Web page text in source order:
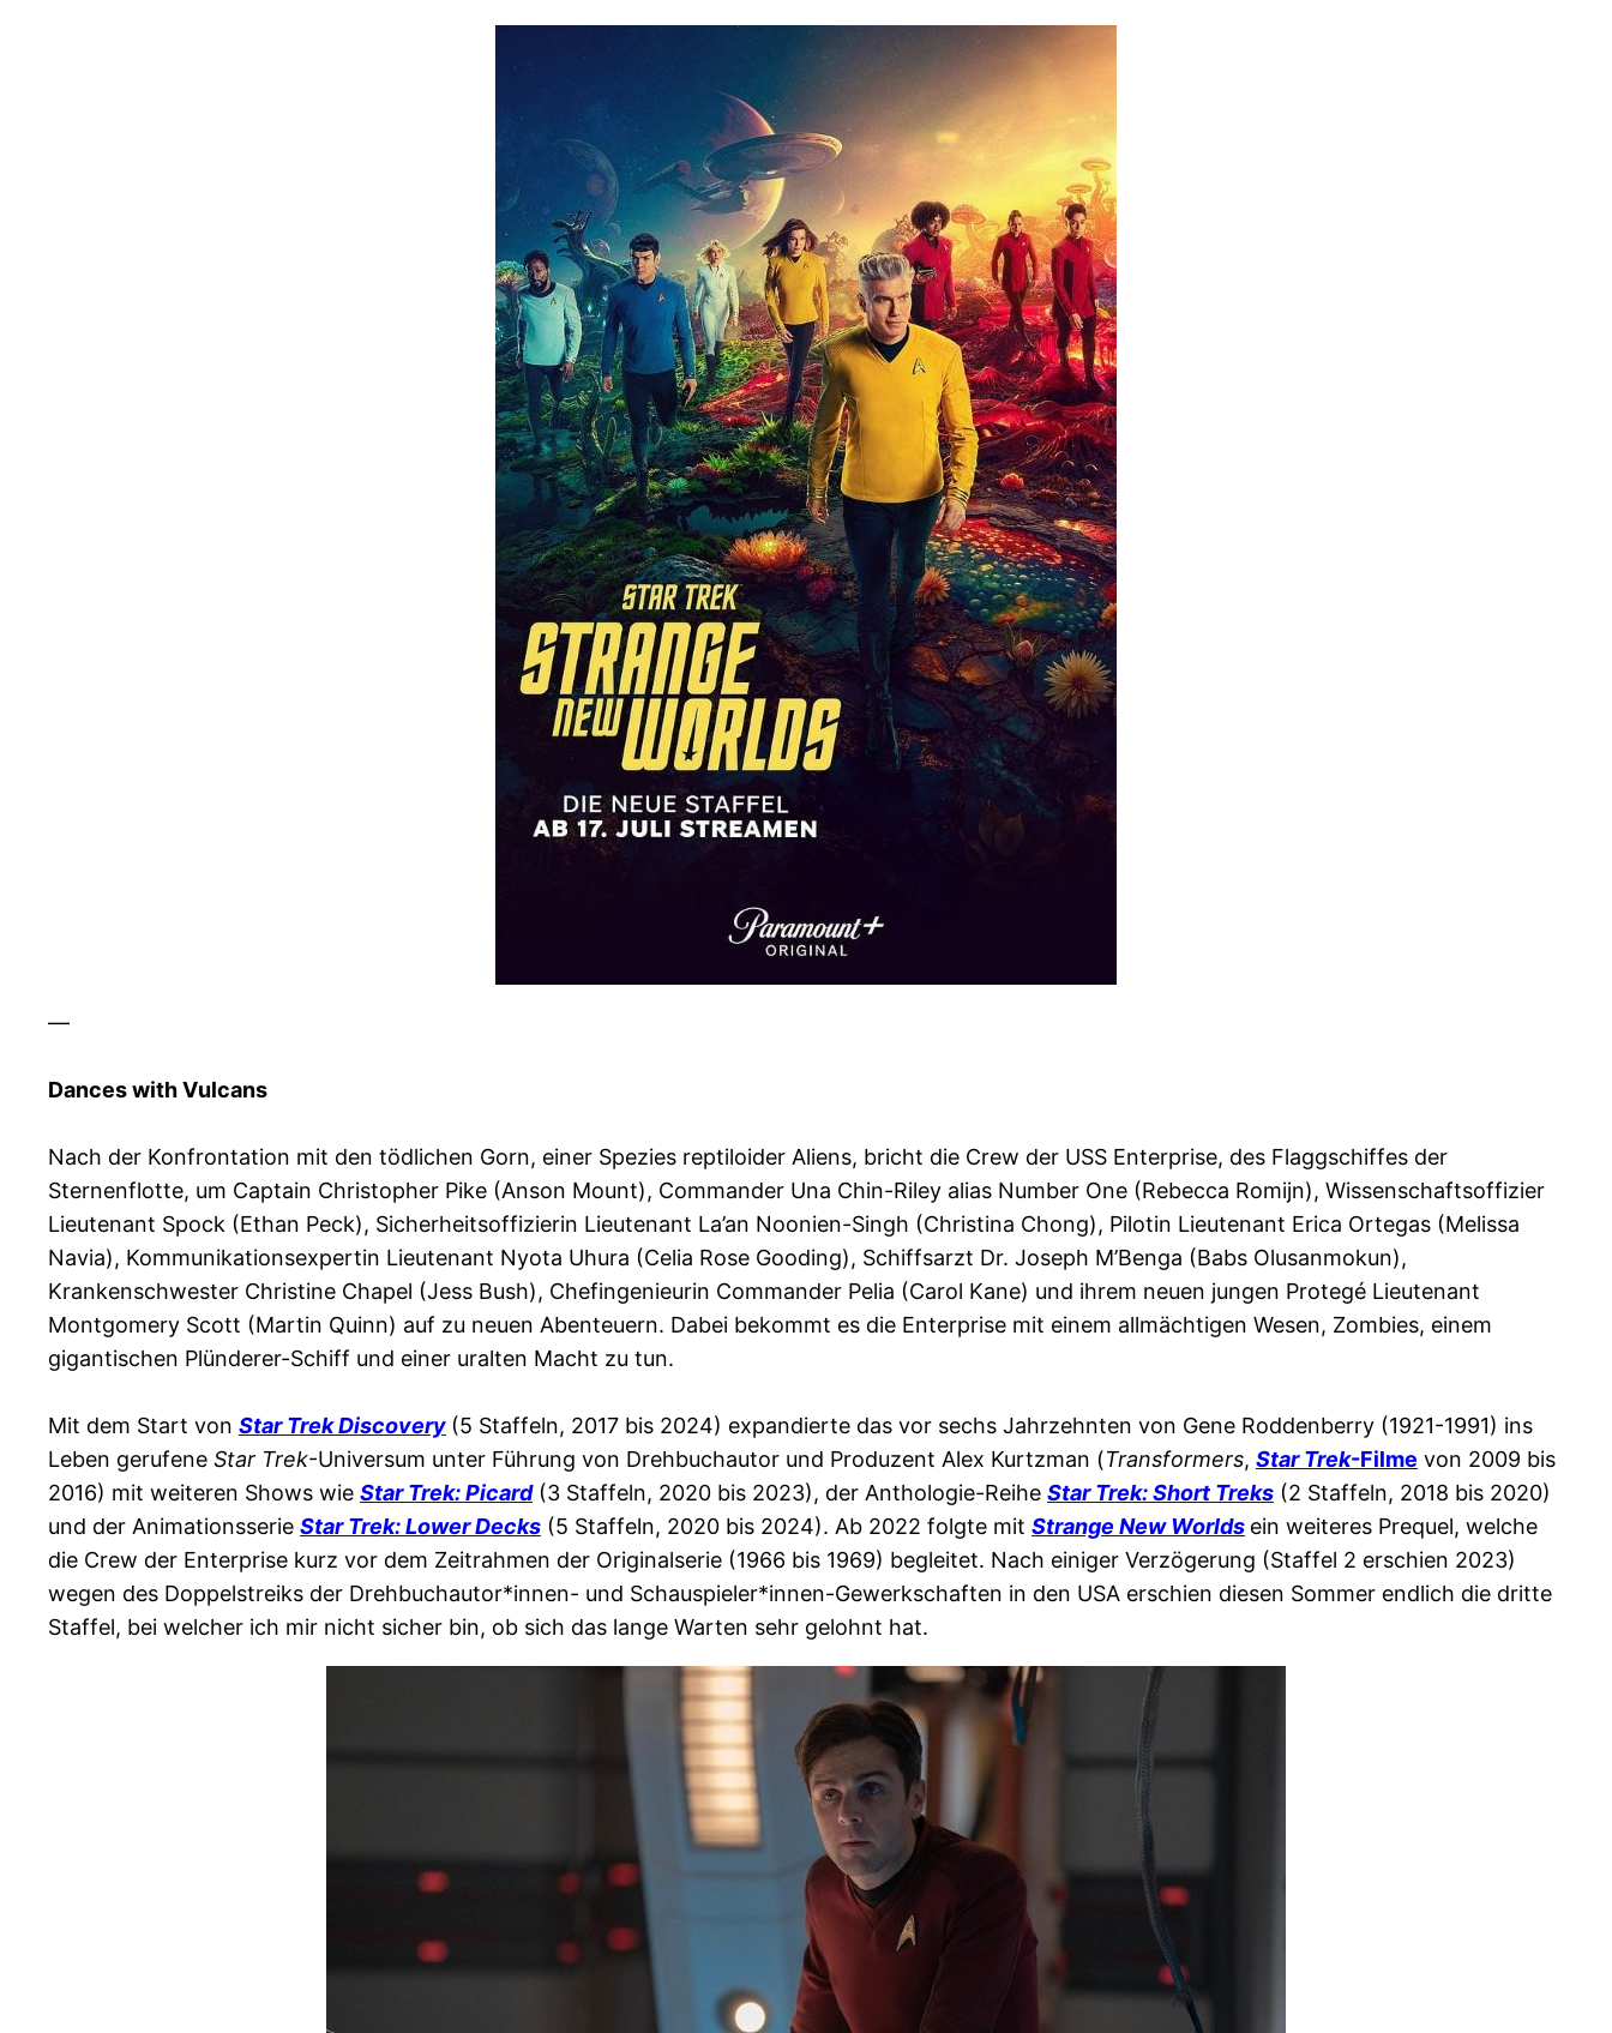
—
Dances with Vulcans
Nach der Konfrontation mit den tödlichen Gorn, einer Spezies reptiloider Aliens, bricht die Crew der USS Enterprise, des Flaggschiffes der
Sternenflotte, um Captain Christopher Pike (Anson Mount), Commander Una Chin-Riley alias Number One (Rebecca Romijn), Wissenschaftsoffizier
Lieutenant Spock (Ethan Peck), Sicherheitsoffizierin Lieutenant La’an Noonien-Singh (Christina Chong), Pilotin Lieutenant Erica Ortegas (Melissa
Navia), Kommunikationsexpertin Lieutenant Nyota Uhura (Celia Rose Gooding), Schiffsarzt Dr. Joseph M’Benga (Babs Olusanmokun),
Krankenschwester Christine Chapel (Jess Bush), Chefingenieurin Commander Pelia (Carol Kane) und ihrem neuen jungen Protegé Lieutenant
Montgomery Scott (Martin Quinn) auf zu neuen Abenteuern. Dabei bekommt es die Enterprise mit einem allmächtigen Wesen, Zombies, einem
gigantischen Plünderer-Schiff und einer uralten Macht zu tun.
Mit dem Start von Star Trek Discovery (5 Staffeln, 2017 bis 2024) expandierte das vor sechs Jahrzehnten von Gene Roddenberry (1921-1991) ins
Leben gerufene Star Trek-Universum unter Führung von Drehbuchautor und Produzent Alex Kurtzman (Transformers, Star Trek-Filme von 2009 bis
2016) mit weiteren Shows wie Star Trek: Picard(3 Staffeln, 2020 bis 2023), der Anthologie-Reihe Star Trek: Short Treks (2 Staffeln, 2018 bis 2020)
und der Animationsserie Star Trek: Lower Decks (5 Staffeln, 2020 bis 2024). Ab 2022 folgte mit Strange New Worlds ein weiteres Prequel, welche
die Crew der Enterprise kurz vor dem Zeitrahmen der Originalserie (1966 bis 1969) begleitet. Nach einiger Verzögerung (Staffel 2 erschien 2023)
wegen des Doppelstreiks der Drehbuchautor*innen- und Schauspieler*innen-Gewerkschaften in den USA erschien diesen Sommer endlich die dritte
Staffel, bei welcher ich mir nicht sicher bin, ob sich das lange Warten sehr gelohnt hat.